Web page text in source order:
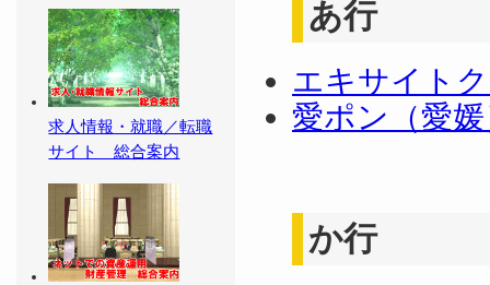
あ行
エキサイト
愛ポン（愛
か行
求人情報・就職／転職
サイト 総合案内